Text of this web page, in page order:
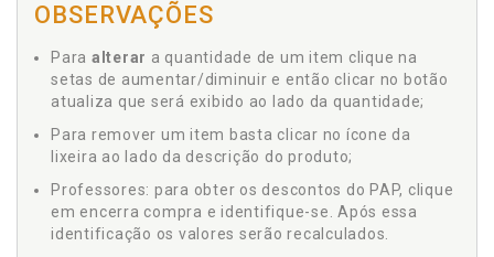
OBSERVAÇÕES
Para alterar a quantidade de um item clique na
setas de aumentar/diminuir e então clicar no botão
atualiza que será exibido ao lado da quantidade;
Para remover um item basta clicar no ícone da
lixeira ao lado da descrição do produto;
Professores: para obter os descontos do PAP, clique
em encerra compra e identifique-se. Após essa
identificação os valores serão recalculados.